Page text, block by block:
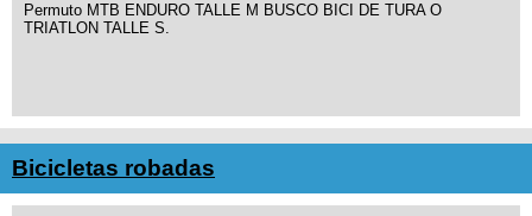
Permuto MTB ENDURO TALLE M BUSCO BICI DE TURA O
TRIATLON TALLE S.
Bicicletas robadas